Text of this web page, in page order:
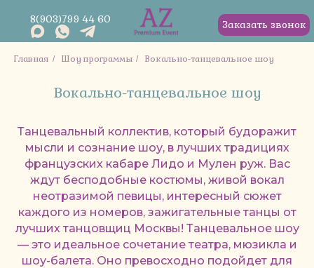
Заказать звонок
8(903)799 44 60
Главная / Шоу программы / Вокально-танцевальное шоу
Вокально-танцевальное шоу
Танцевальный коллектив, который будоражит
мысли и сознание шоу, в лучших традициях
французских кабаре Лидо и Мулен руж. Вас
ждут бесподобные костюмы, живой вокал
неотразимой певицы, интересный сюжет
каждого из номеров, зажигательные танцы от
лучших танцовщиц Москвы! Танцевальное шоу
— это идеальное сочетание театра, мюзикла и
шоу-балета. Оно превосходно подойдет для